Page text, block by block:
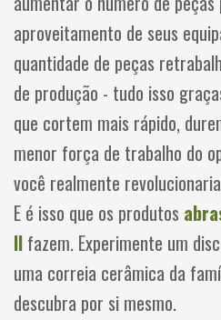
aproveitamento de seus
quantidade de peças
de produção - tudo isso
que cortem mais rápido,
menor força de trabalho do
você realmente
E é isso que os produtos
II fazem. Experimente um
uma correia cerâmica da
descubra por si mesmo.